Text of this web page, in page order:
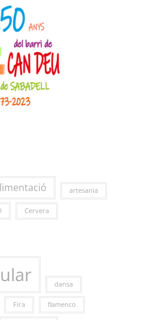
artesania
Cervera
dansa
Fira flamenco